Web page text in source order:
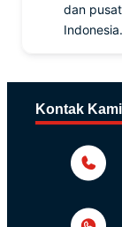
dan
Kontak Kami